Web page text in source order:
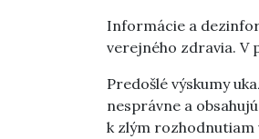
Informácie a
verejného zdravia. V
Predošlé výskumy
nesprávne a
k zlým